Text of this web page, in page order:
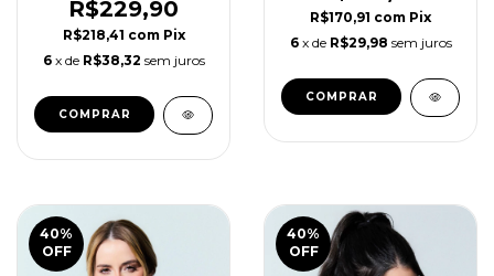
R$229,90
R$218,41 com Pix
6 x de R$38,32 sem juros
COMPRAR
R$170,91 com Pix
6 x de R$29,98 sem juros
COMPRAR
40%
OFF
40%
OFF